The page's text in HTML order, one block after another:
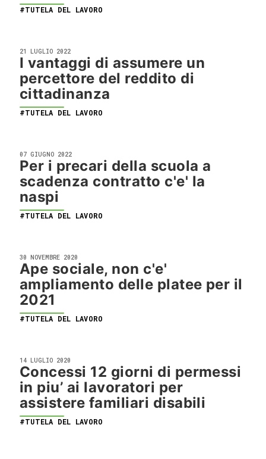
#TUTELA DEL LAVORO
21 LUGLIO 2022
I vantaggi di assumere un
percettore del reddito di
cittadinanza
#TUTELA DEL LAVORO
07 GIUGNO 2022
Per i precari della scuola a
scadenza contratto c'e' la
naspi
#TUTELA DEL LAVORO
30 NOVEMBRE 2020
Ape sociale, non c'e'
ampliamento delle platee per il
2021
#TUTELA DEL LAVORO
14 LUGLIO 2020
Concessi 12 giorni di permessi
in piu’ ai lavoratori per
assistere familiari disabili
#TUTELA DEL LAVORO